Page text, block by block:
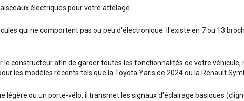
électriques pour votre attelage :
qui ne comportent pas ou peu d'électronique. Il existe en 7 ou 13
le constructeur afin de garder toutes les fonctionnalités de votre
les modèles récents tels que la Toyota Yaris de 2024 ou la Renault
légère ou un porte-vélo, il transmet les signaux d'éclairage basiques